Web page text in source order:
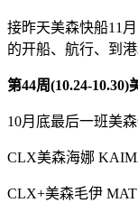
接昨天美森快船11
的开船、航行、到
第44周(10.24-10.30)
10月底最后一班美
CLX美森海娜
CLX+美森毛伊